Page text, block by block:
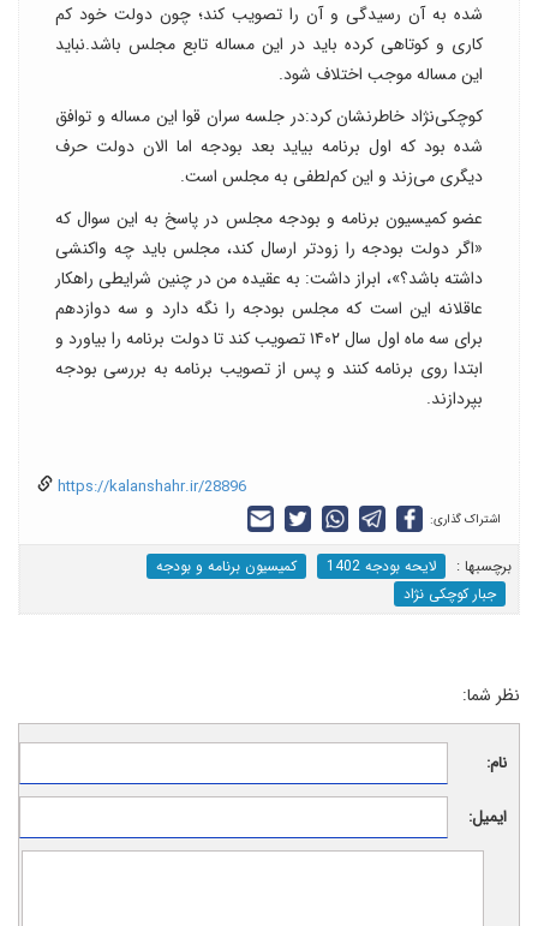
شده به آن رسیدگی و آن را تصویب کند؛ چون دولت خود کم
کاری و کوتاهی کرده باید در این مساله تابع مجلس باشد.نباید
این مساله موجب اختلاف شود.
کوچکی‌نژاد خاطرنشان کرد:در جلسه سران قوا این مساله و توافق
شده بود که اول برنامه بیاید بعد بودجه اما الان دولت حرف
دیگری می‌زند و این کم‌لطفی به مجلس است.
عضو کمیسیون برنامه و بودجه مجلس در پاسخ به این سوال که
«اگر دولت بودجه را زودتر ارسال کند، مجلس باید چه واکنشی
داشته باشد؟»، ابراز داشت: به عقیده من در چنین شرایطی راهکار
عاقلانه این است که مجلس بودجه را نگه دارد و سه دوازدهم
برای سه ماه اول سال ۱۴۰۲ تصویب کند تا دولت برنامه را بیاورد و
ابتدا روی برنامه کنند و پس از تصویب برنامه به بررسی بودجه
بپردازند.
https://kalanshahr.ir/28896
اشتراک گذاری:
برچسب‎ها : لایحه بودجه 1402
کمیسیون برنامه و بودجه
جبار کوچکی نژاد
نظر شما:
نام:
ایمیل: